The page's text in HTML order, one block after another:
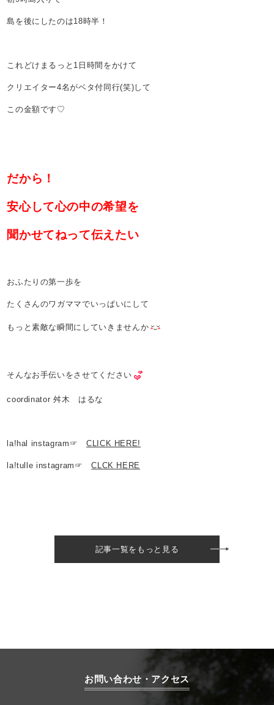
島を後にしたのは18時半！
これどけまるっと1日時間をかけて
クリエイター4名がベタ付同行(笑)して
この金額です♡
だから！
安心して心の中の希望を
聞かせてねって伝えたい
おふたりの第一歩を
たくさんのワガママでいっぱいにして
もっと素敵な瞬間にしていきませんか
そんなお手伝いをさせてください
coordinator 舛木 はるな
la!hal instagram☞ CLICK HERE!
la!tulle instagram☞CLCK HERE
記事一覧をもっと見る
お問い合わせ・アクセス